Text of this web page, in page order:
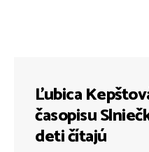
Ľubica
časopisu
deti čítajú